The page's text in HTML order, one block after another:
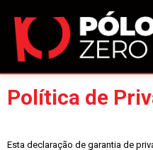
Política de
Esta declaração de garantia de